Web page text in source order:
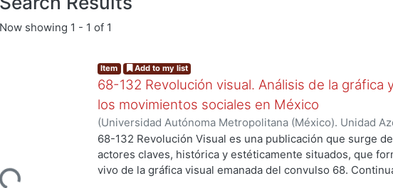
Now showing 1 - 1 of 1
Item Add to my list
68-132 Revolución visual. Análisis de la gráfica
los movimientos sociales en México
(Universidad Autónoma Metropolitana (México). Unidad
Ortiz Leroux, Jorge Gabriel;Arroyo Pedroza, Verónica;
Vega, Jorge;Del Castillo Troncoso, Alberto;Quiroz Trejo,
Casas, Arnulfo;Tamayo, Sergio;Moreno Corso, Alejandro;
68-132 Revolución Visual es una publicación que surge
actores claves, histórica y estéticamente situados, que
vivo de la gráfica visual emanada del convulso 68.